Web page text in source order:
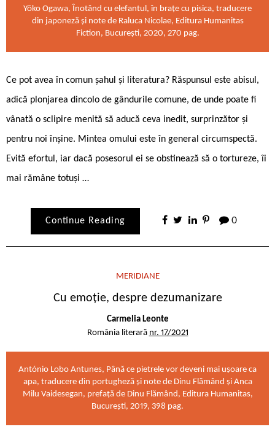
Yōko Ogawa, Înotând cu elefantul, în brațe cu pisica, traducere
din japoneză și note de Raluca Nicolae, Editura Humanitas
Fiction, București, 2020, 270 pag.
Ce pot avea în comun șahul și literatura? Răspunsul este abisul,
adică plonjarea dincolo de gândurile comune, de unde poate fi
vânată o sclipire menită să aducă ceva inedit, surprinzător și
pentru noi înșine. Mintea omului este în general circumspectă.
Evită efortul, iar dacă posesorul ei se obstinează să o tortureze, îi
mai rămâne totuși …
Continue Reading 0
MERIDIANE
Cu emoție, despre dezumanizare
Carmelia Leonte
România literară nr. 17/2021
António Lobo Antunes, Până ce pietrele vor deveni mai ușoare ca
apa, traducere din portugheză și note de Dinu Flămând și Anca
Milu Vaidesegan, prefață de Dinu Flămând, Editura Humanitas,
București, 2019, 398 pag.